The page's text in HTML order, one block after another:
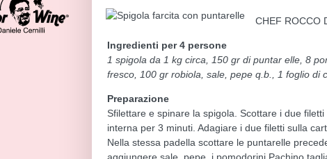
CHEF ROCCO
Ingredienti per 4 persone
1 spigola da 1 kg circa, 150 gr di puntar elle, 8
fresco, 100 gr robiola, sale, pepe q.b., 1 foglio di
Preparazione
Sfilettare e spinare la spigola. Scottare i due
interna per 3 minuti. Adagiare i due filetti sulla
Nella stessa padella scottare le puntarelle